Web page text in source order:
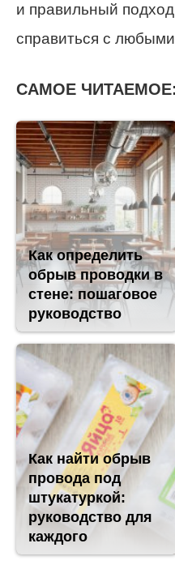
и правильный
справиться с
САМОЕ ЧИТАЕМОЕ:
Как определить
обрыв проводки в
стене: пошаговое
руководство
Как найти обрыв
провода под
штукатуркой:
руководство для
каждого